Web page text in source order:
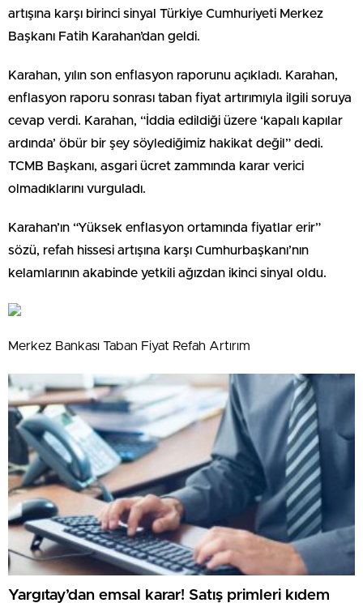
artışına karşı birinci sinyal Türkiye Cumhuriyeti Merkez
Başkanı Fatih Karahan’dan geldi.
Karahan, yılın son enflasyon raporunu açıkladı. Karahan,
enflasyon raporu sonrası taban fiyat artırımıyla ilgili soruya
cevap verdi. Karahan, “İddia edildiği üzere ‘kapalı kapılar
ardında’ öbür bir şey söylediğimiz hakikat değil” dedi.
TCMB Başkanı, asgari ücret zammında karar verici
olmadıklarını vurguladı.
Karahan’ın “Yüksek enflasyon ortamında fiyatlar erir”
sözü, refah hissesi artışına karşı Cumhurbaşkanı’nın
kelamlarının akabinde yetkili ağızdan ikinci sinyal oldu.
Merkez Bankası Taban Fiyat Refah Artırım
Yargıtay’dan emsal karar! Satış primleri kıdem